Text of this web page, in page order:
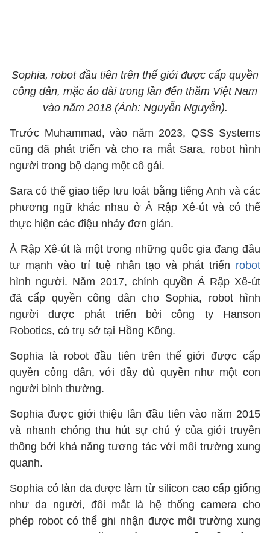
Sophia, robot đầu tiên trên thế giới được cấp quyền
công dân, mặc áo dài trong lần đến thăm Việt Nam
vào năm 2018 (Ảnh: Nguyễn Nguyễn).
Trước Muhammad, vào năm 2023, QSS Systems
cũng đã phát triển và cho ra mắt Sara, robot hình
người trong bộ dạng một cô gái.
Sara có thể giao tiếp lưu loát bằng tiếng Anh và các
phương ngữ khác nhau ở Ả Rập Xê-út và có thể
thực hiện các điệu nhảy đơn giản.
Ả Rập Xê-út là một trong những quốc gia đang đầu
tư mạnh vào trí tuệ nhân tạo và phát triển robot
hình người. Năm 2017, chính quyền Ả Rập Xê-út
đã cấp quyền công dân cho Sophia, robot hình
người được phát triển bởi công ty Hanson
Robotics, có trụ sở tại Hồng Kông.
Sophia là robot đầu tiên trên thế giới được cấp
quyền công dân, với đầy đủ quyền như một con
người bình thường.
Sophia được giới thiệu lần đầu tiên vào năm 2015
và nhanh chóng thu hút sự chú ý của giới truyền
thông bởi khả năng tương tác với môi trường xung
quanh.
Sophia có làn da được làm từ silicon cao cấp giống
như da người, đôi mắt là hệ thống camera cho
phép robot có thể ghi nhận được môi trường xung